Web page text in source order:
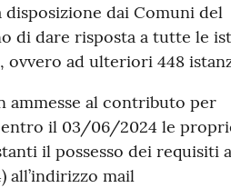
disposizione dai Comuni del
di dare risposta a tutte le
ovvero ad ulteriori 448
ammesse al contributo per
entro il 03/06/2024 le
il possesso dei requisiti
all’indirizzo mail